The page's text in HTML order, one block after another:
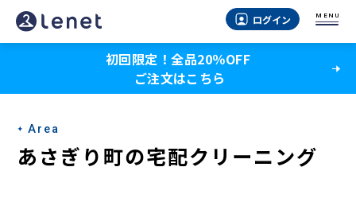
あ
さ
り
町
の
ログイン MENU
初回限定！全品20％OFF
ご注文はこちら
Area
あさぎり町の宅配クリーニング